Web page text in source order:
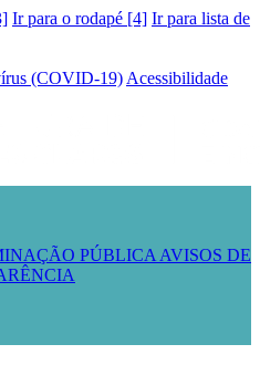
Ir para o rodapé [4] Ir para lista de
(COVID-19) Acessibilidade
PÚBLICA AVISOS DE